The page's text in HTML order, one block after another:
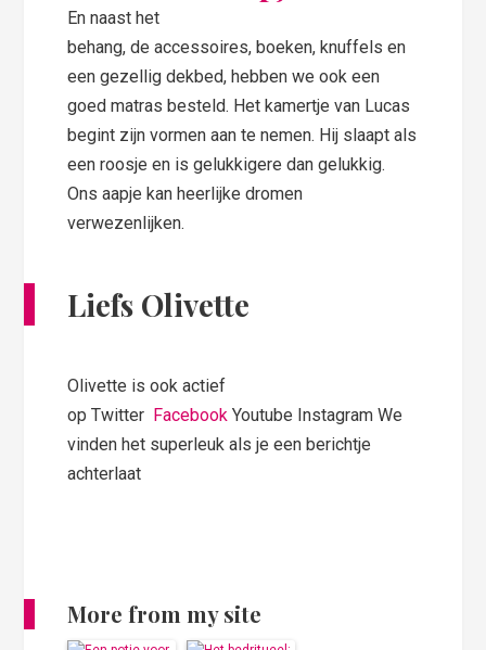
En naast het
behang, de accessoires, boeken, knuffels en
een gezellig dekbed, hebben we ook een
goed matras besteld. Het kamertje van Lucas
begint zijn vormen aan te nemen. Hij slaapt als
een roosje en is gelukkigere dan gelukkig.
Ons aapje kan heerlijke dromen
verwezenlijken.
Liefs Olivette
Olivette is ook actief
op Twitter Facebook Youtube Instagram We
vinden het superleuk als je een berichtje
achterlaat
More from my site